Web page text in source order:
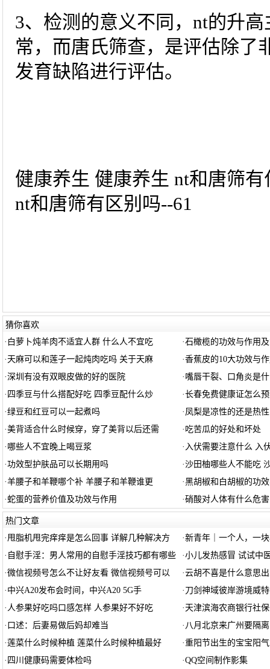
3、检测的意义不同，nt的升
常，而唐氏筛查，是评估除了
发育缺陷进行评估。
健康养生 健康养生 nt和唐筛
nt和唐筛有区别吗--61
猜你喜欢
· 白萝卜炖羊肉不适宜人群 什么人不宜吃 ·石橄榄的功效与作用
· 天麻可以和莲子一起炖肉吃吗 关于天麻 ·香蕉皮的10大功效与
·深圳有没有双眼皮做的好的医院 · 嘴唇干裂、口角炎是
· 四季豆与什么搭配好吃 四季豆配什么炒 ·长春免费健康证怎么
·绿豆和红豆可以一起煮吗 · 凤梨是凉性的还是热
·美背适合什么时候穿，穿了美背以后还需 · 吃苦瓜的好处和坏处
· 哪些人不宜晚上喝豆浆 · 入伏需要注意什么 入
·功效型护肤品可以长期用吗 ·沙田柚哪些人不能吃
·羊腰子和羊鞭哪个补 羊腰子和羊鞭谁更 ·黑胡椒和白胡椒的功
· 蛇蛋的营养价值及功效与作用 ·硝酸对人体有什么危
热门文章
· 甩脂机甩完痒痒是怎么回事 详解几种解决方 ·新青年｜一个人，一
· 自慰手淫：男人常用的自慰手淫技巧都有哪些 ·小儿发热感冒 试试中
·微信视频号怎么不让好友看 微信视频号可以 ·云胡不喜是什么意思
· 中兴A20发布会时间，中兴A20 5G手 · 刀剑神域彼岸游境威
· 人参果好吃吗口感怎样 人参果好不好吃 · 天津滨海农商银行社
· 口述：后妻易做后妈却难当 · 八月北京来广州要隔
·莲菜什么时候种植 莲菜什么时候种植最好 ·重阳节出生的宝宝阳
· 四川健康码需要体检吗 ·QQ空间制作影集